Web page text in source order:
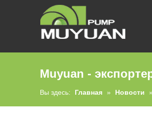
Muyuan -
Вы здесь: Главная » Новости »